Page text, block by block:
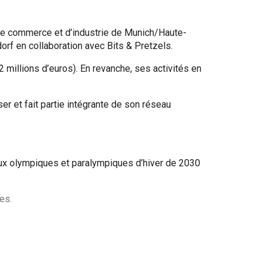
commerce et d’industrie de Munich/Haute-
en collaboration avec Bits & Pretzels.
d’euros). En revanche, ses activités en
et fait partie intégrante de son réseau
olympiques et paralympiques d’hiver de 2030